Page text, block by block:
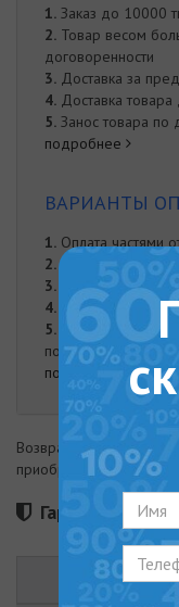
1. Заказ до 10000
2. Товар весом
договоренности
3. Доставка за
4. Доставка
5. Занос товара по
подробнее
ВАРИАНТЫ
1. Оплата частями
2. Онлайн оплата на
3.
Оплата при
4.
Наложенный
5.
Оплата
получении заказа
подробнее
Возврат товара
приобретения
Гарантия 36